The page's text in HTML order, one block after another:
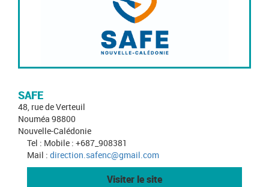
SAFE
48, rue de Verteuil
Nouméa 98800
Nouvelle-Calédonie
Tel : Mobile : +687_908381
Mail : direction.safenc@gmail.com
Visiter le site